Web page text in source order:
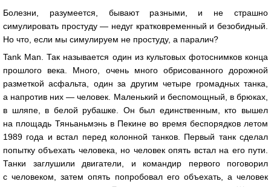
Болезни, разумеется, бывают разными, и не страшно
симулировать простуду — недуг кратковременный и безобидный.
Но что, если мы симулируем не простуду, а паралич?
Tank Man. Так называется один из культовых фотоснимков конца
прошлого века. Много, очень много обрисованного дорожной
разметкой асфальта, один за другим четыре громадных танка,
а напротив них — человек. Маленький и беспомощный, в брюках,
в шляпе, в белой рубашке. Он был единственным, кто вышел
на площадь Тяньаньмэнь в Пекине во время беспорядков летом
1989 года и встал перед колонной танков. Первый танк сделал
попытку объехать человека, но человек опять встал на его пути.
Танки заглушили двигатели, и командир первого поговорил
с человеком, затем опять попробовал его объехать, а человек